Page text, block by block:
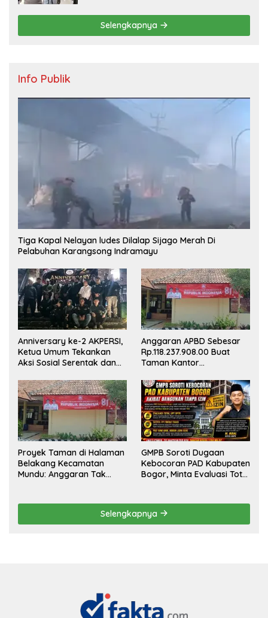
Selengkapnya
Info Publik
Tiga Kapal Nelayan ludes Dilalap Sijago Merah Di
Pelabuhan Karangsong Indramayu
Anniversary ke-2 AKPERSI,
Ketua Umum Tekankan
Aksi Sosial Serentak dan
Konstituen ke Dewan Pers
Anggaran APBD Sebesar
Rp.118.237.908.00 Buat
Taman Kantor
Masuk Akal, Harus
Dipertanggungjawabkan
Secara Terbuka!
Proyek Taman di Halaman
Belakang Kecamatan
Mundu: Anggaran Tak
GMPB Soroti Dugaan
Kebocoran PAD Kabupaten
Bogor, Minta Evaluasi Total
Selengkapnya